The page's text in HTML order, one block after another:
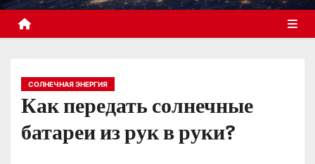
с
СОЛНЕЧНАЯ ЭНЕРГИЯ
Как передать солнечные
батареи из рук в руки?